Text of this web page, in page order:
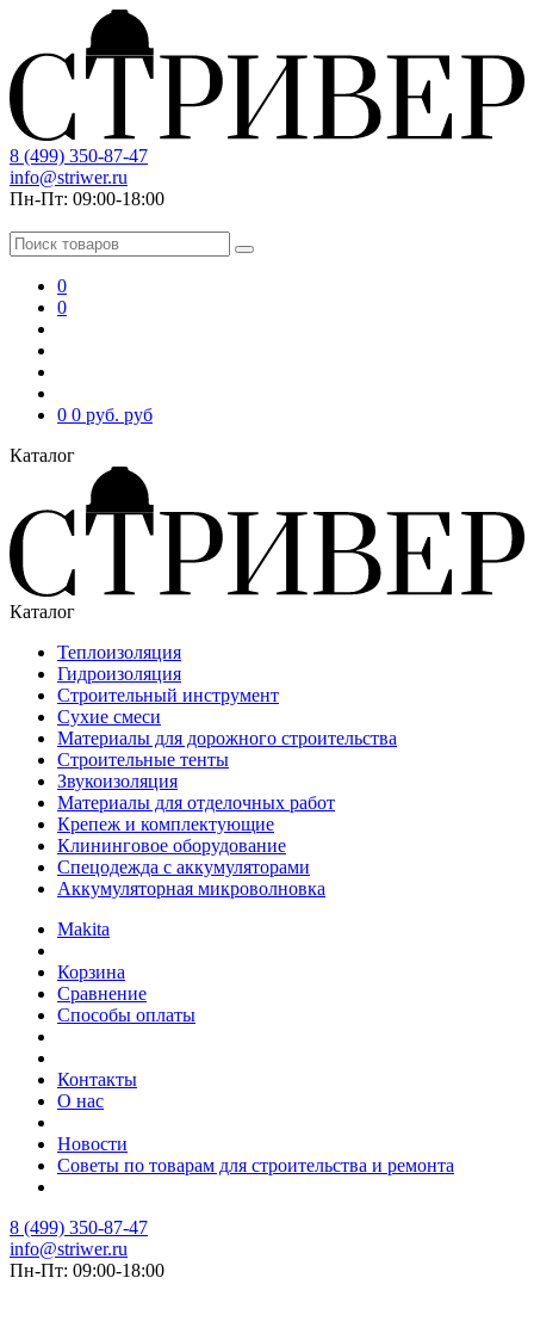
8 (499) 350-87-47
info@striwer.ru
Пн-Пт: 09:00-18:00
0
0
0 0 руб. руб
Каталог
Каталог
Теплоизоляция
Гидроизоляция
Строительный инструмент
Сухие смеси
Материалы для дорожного строительства
Строительные тенты
Звукоизоляция
Материалы для отделочных работ
Крепеж и комплектующие
Клининговое оборудование
Спецодежда с аккумуляторами
Аккумуляторная микроволновка
Makita
Корзина
Сравнение
Способы оплаты
Контакты
О нас
Новости
Советы по товарам для строительства и ремонта
8 (499) 350-87-47
info@striwer.ru
Пн-Пт: 09:00-18:00